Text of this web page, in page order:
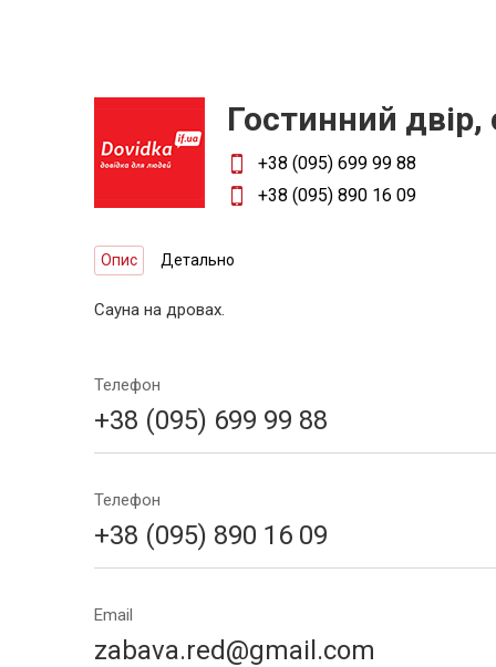
Гостинний двір,
+38 (095) 699 99 88
+38 (095) 890 16 09
Опис Детально
Сауна на дровах.
Телефон
+38 (095) 699 99 88
Телефон
+38 (095) 890 16 09
Email
zabava.red@gmail.com